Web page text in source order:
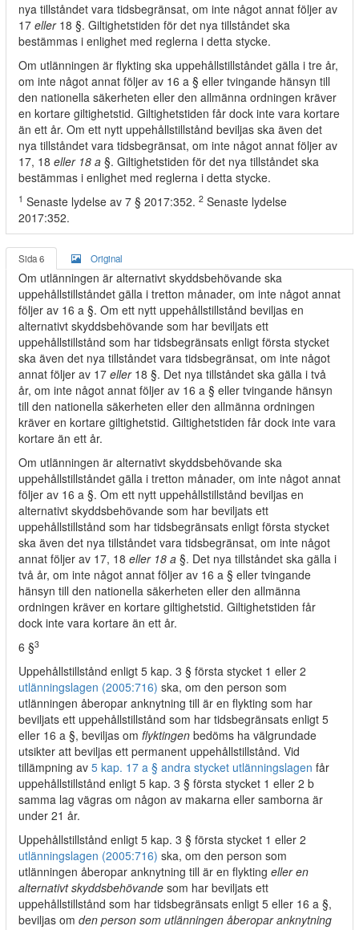
nya tillståndet vara tidsbegränsat, om inte något annat följer av
17 eller18 §. Giltighetstiden för det nya tillståndet ska
bestämmas i enlighet med reglerna i detta stycke.
Om utlänningen är flykting ska uppehållstillståndet gälla i tre år,
om inte något annat följer av 16 a § eller tvingande hänsyn till
den nationella säkerheten eller den allmänna ordningen kräver
en kortare giltighetstid. Giltighetstiden får dock inte vara kortare
än ett år. Om ett nytt uppehållstillstånd beviljas ska även det
nya tillståndet vara tidsbegränsat, om inte något annat följer av
17, 18 eller 18 a §. Giltighetstiden för det nya tillståndet ska
bestämmas i enlighet med reglerna i detta stycke.
1 Senaste lydelse av 7 § 2017:352. 2 Senaste lydelse
2017:352.
Sida 6 Original
Om utlänningen är alternativt skyddsbehövande ska
uppehållstillståndet gälla i tretton månader, om inte något annat
följer av 16 a §. Om ett nytt uppehållstillstånd beviljas en
alternativt skyddsbehövande som har beviljats ett
uppehållstillstånd som har tidsbegränsats enligt första stycket
ska även det nya tillståndet vara tidsbegränsat, om inte något
annat följer av 17 eller18 §. Det nya tillståndet ska gälla i två
år, om inte något annat följer av 16 a § eller tvingande hänsyn
till den nationella säkerheten eller den allmänna ordningen
kräver en kortare giltighetstid. Giltighetstiden får dock inte vara
kortare än ett år.
Om utlänningen är alternativt skyddsbehövande ska
uppehållstillståndet gälla i tretton månader, om inte något annat
följer av 16 a §. Om ett nytt uppehållstillstånd beviljas en
alternativt skyddsbehövande som har beviljats ett
uppehållstillstånd som har tidsbegränsats enligt första stycket
ska även det nya tillståndet vara tidsbegränsat, om inte något
annat följer av 17, 18 eller 18 a §. Det nya tillståndet ska gälla i
två år, om inte något annat följer av 16 a § eller tvingande
hänsyn till den nationella säkerheten eller den allmänna
ordningen kräver en kortare giltighetstid. Giltighetstiden får
dock inte vara kortare än ett år.
6 §3
Uppehållstillstånd enligt 5 kap. 3 § första stycket 1 eller 2
utlänningslagen (2005:716) ska, om den person som
utlänningen åberopar anknytning till är en flykting som har
beviljats ett uppehållstillstånd som har tidsbegränsats enligt 5
eller 16 a §, beviljas om flyktingen bedöms ha välgrundade
utsikter att beviljas ett permanent uppehållstillstånd. Vid
tillämpning av 5 kap. 17 a § andra stycket utlänningslagen får
uppehållstillstånd enligt 5 kap. 3 § första stycket 1 eller 2 b
samma lag vägras om någon av makarna eller samborna är
under 21 år.
Uppehållstillstånd enligt 5 kap. 3 § första stycket 1 eller 2
utlänningslagen (2005:716) ska, om den person som
utlänningen åberopar anknytning till är en flykting eller en
alternativt skyddsbehövande som har beviljats ett
uppehållstillstånd som har tidsbegränsats enligt 5 eller 16 a §,
beviljas om den person som utlänningen åberopar anknytning